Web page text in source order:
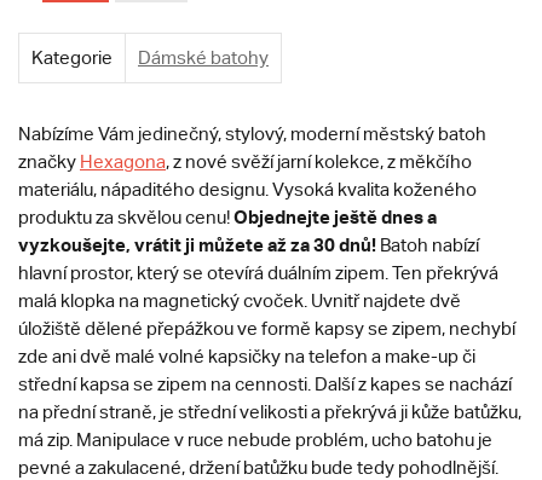
Kategorie Dámské batohy
Nabízíme Vám jedinečný, stylový, moderní městský batoh
značky Hexagona, z nové svěží jarní kolekce, z měkčího
materiálu, nápaditého designu. Vysoká kvalita koženého
produktu za skvělou cenu!Objednejte ještě dnes a
vyzkoušejte, vrátit ji můžete až za 30 dnů! Batoh nabízí
hlavní prostor, který se otevírá duálním zipem. Ten překrývá
malá klopka na magnetický cvoček. Uvnitř najdete dvě
úložiště dělené přepážkou ve formě kapsy se zipem, nechybí
zde ani dvě malé volné kapsičky na telefon a make-up či
střední kapsa se zipem na cennosti. Další z kapes se nachází
na přední straně, je střední velikosti a překrývá ji kůže batůžku,
má zip. Manipulace v ruce nebude problém, ucho batohu je
pevné a zakulacené, držení batůžku bude tedy pohodlnější.